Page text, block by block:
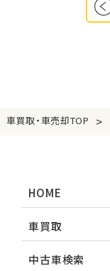
車買取・車売却TOP >
HOME
車買取
中古車検索